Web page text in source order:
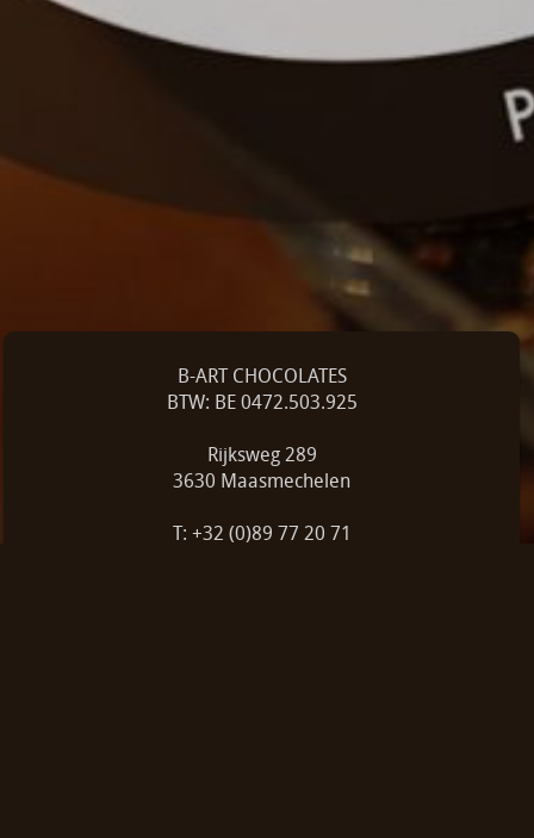
B-ART CHOCOLATES
BTW: BE 0472.503.925
Rijksweg 289
3630 Maasmechelen
T: +32 (0)89 77 20 71